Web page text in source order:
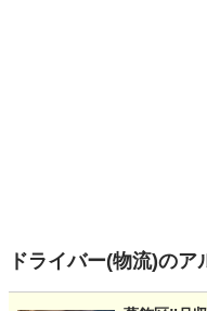
ドライバー(物流)の